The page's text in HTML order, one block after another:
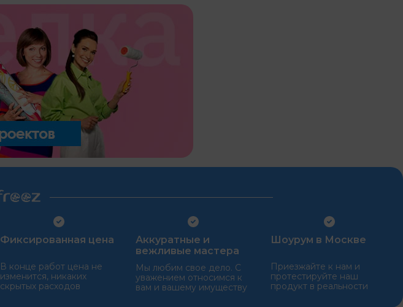
Фиксированная цена
В конце работ цена не
изменится, никаких
скрытых расходов
Аккуратные и
вежливые мастера
Мы любим свое дело. С
уважением относимся к
вам и вашему имуществу
Шоурум в Москве
Приезжайте к нам и
протестируйте наш
продукт в реальности